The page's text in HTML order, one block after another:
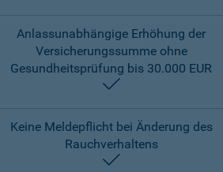
Anlassunabhängige Erhöhung der
Versicherungssumme ohne
Gesundheitsprüfung bis 30.000 EUR
enthalten
Keine Meldepflicht bei Änderung des
Rauchverhaltens
enthalten